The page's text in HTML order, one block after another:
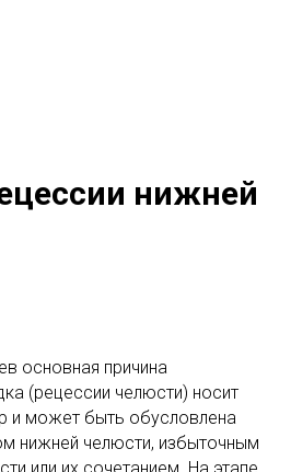
нижней
основная причина
(рецессии челюсти) носит
и может быть обусловлена
нижней челюсти, избыточным